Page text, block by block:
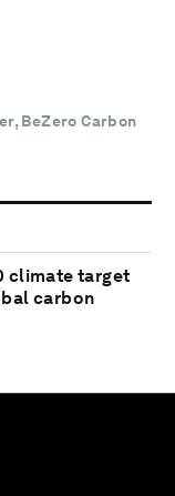
BeZero Carbon
climate target
carbon